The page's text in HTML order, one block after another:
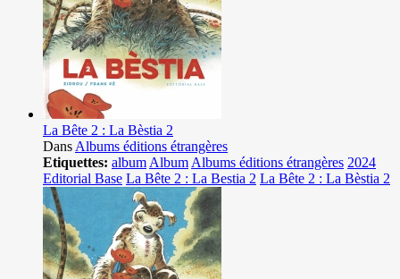
La Bête 2 : La Bèstia 2
Dans Albums éditions étrangères
Etiquettes: album Album Albums éditions étrangères 2024
Editorial Base La Bête 2 : La Bestia 2 La Bête 2 : La Bèstia 2